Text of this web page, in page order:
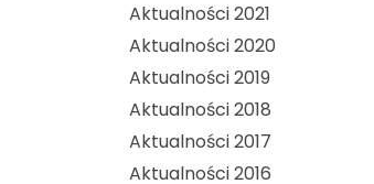
Aktualności 2021
Aktualności 2020
Aktualności 2019
Aktualności 2018
Aktualności 2017
Aktualności 2016